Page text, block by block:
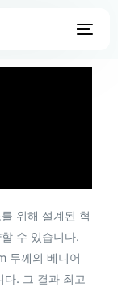
위해 설계된 혁
수 있습니다.
두께의 베니어
. 그 결과 최고